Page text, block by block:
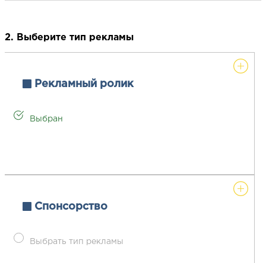
2. Выберите тип рекламы
Рекламный ролик
Выбран
Спонсорство
Выбрать тип рекламы